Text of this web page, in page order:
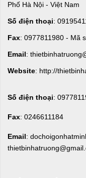
Phố Hà Nội - Việt Nam
Số điện thoại:
Fax: 0977811980 - Mã
Email:
Website: http://
Số điện thoại:
Fax: 0246611184
Email: